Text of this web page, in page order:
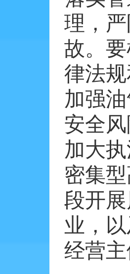
理，
故。
律法
加强
安全
加大
密集
段开
业，
经营主